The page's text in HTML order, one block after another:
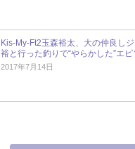
Kis-My-Ft2玉森裕太、大の仲良し
裕と行った釣りで“やらかした”エピ
2017年7月14日